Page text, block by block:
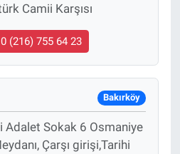
Camii Karşısı
0 (216) 755 64 23
Bakırköy
Adalet Sokak 6 Osmaniye
Çarşı girişi,Tarihi